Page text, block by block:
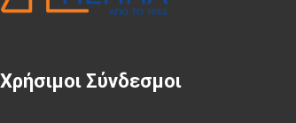
Χρήσιμοι Σύνδεσμοι